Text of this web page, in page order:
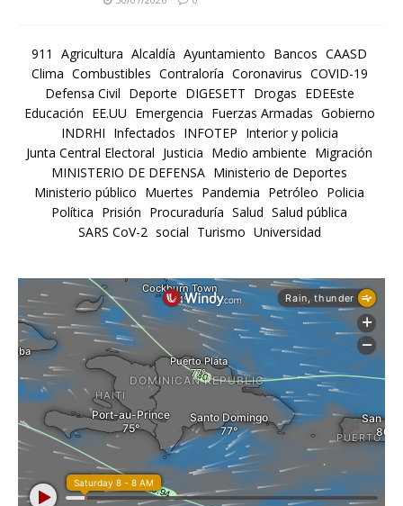
911 Agricultura Alcaldía Ayuntamiento Bancos CAASD
Clima Combustibles Contraloría Coronavirus COVID-19
Defensa Civil Deporte DIGESETT Drogas EDEEste
Educación EE.UU Emergencia Fuerzas Armadas Gobierno
INDRHI Infectados INFOTEP Interior y policia
Junta Central Electoral Justicia Medio ambiente Migración
MINISTERIO DE DEFENSA Ministerio de Deportes
Ministerio público Muertes Pandemia Petróleo Policia
Política Prisión Procuraduría Salud Salud pública
SARS CoV-2 social Turismo Universidad